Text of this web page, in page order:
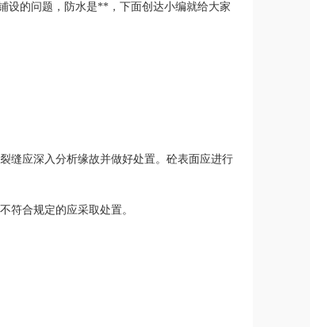
设的问题，防水是**，下面创达小编就给大家
缝应深入分析缘故并做好处置。砼表面应进行
符合规定的应采取处置。